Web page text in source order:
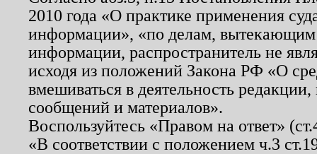
2010 года «О практике применения
информации», «по делам, вытекающим
информации, распространитель не
исходя из положений Закона РФ «О
вмешиваться в деятельность
сообщений и материалов».
Воспользуйтесь «Правом на ответ»
«В соответствии с положением ч.3